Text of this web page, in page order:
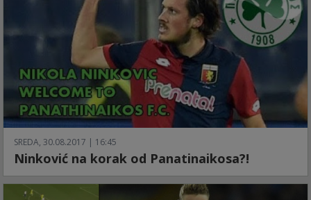
SREDA, 30.08.2017 | 16:45
Ninković na korak od Panatinaikosa?!